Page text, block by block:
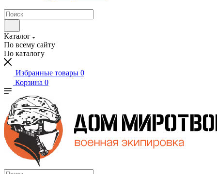
Каталог
По всему сайту
По каталогу
Избранные товары 0
Корзина 0